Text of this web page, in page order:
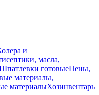
и
масла,
готовыеПены,
материалы,
материалыХозинвентарь